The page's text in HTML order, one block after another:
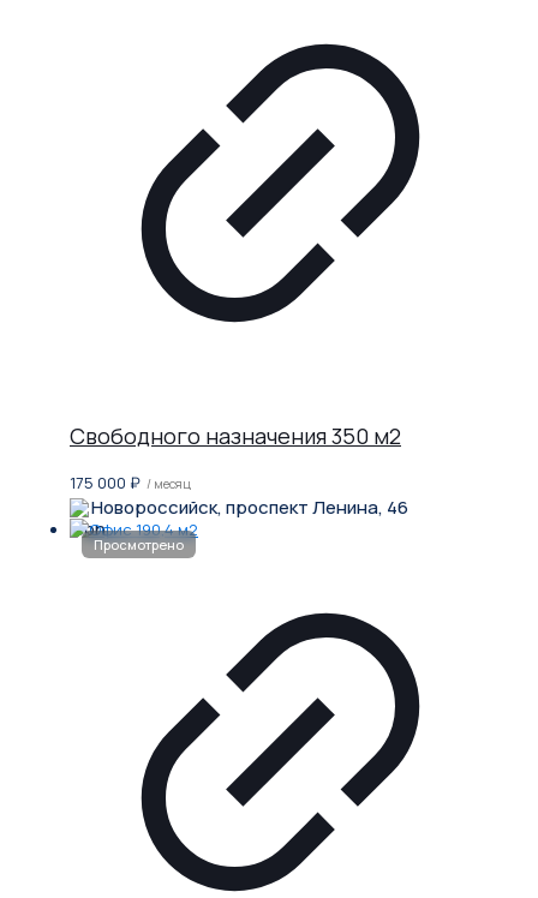
Свободного назначения 350 м2
175 000 ₽ / месяц
Новороссийск, проспект Ленина, 46